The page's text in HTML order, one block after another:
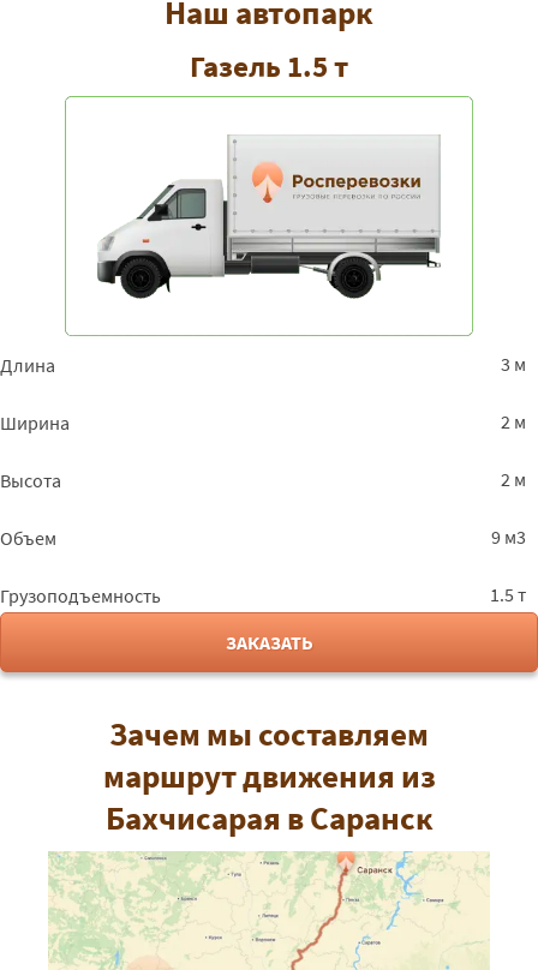
Наш автопарк
Газель 1.5 т
Длина 3 м
Ширина 2 м
Высота 2 м
Объем 9 м3
Грузоподъемность
1.5 т
ЗАКАЗАТЬ
Зачем мы составляем
маршрут движения из
Бахчисарая в Саранск